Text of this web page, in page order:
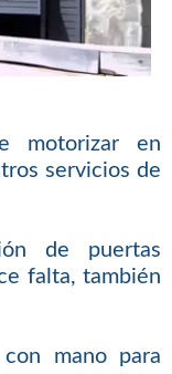
motorizar en
servicios de
de puertas
falta, también
mano para